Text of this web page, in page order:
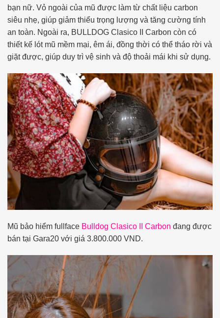
bạn nữ. Vỏ ngoài của mũ được làm từ chất liệu carbon
siêu nhẹ, giúp giảm thiểu trọng lượng và tăng cường tính
an toàn. Ngoài ra, BULLDOG Clasico II Carbon còn có
thiết kế lót mũ mềm mại, êm ái, đồng thời có thể tháo rời và
giặt được, giúp duy trì vệ sinh và độ thoải mái khi sử dụng.
Mũ bảo hiểm fullface Bulldog Clasico II Carbon đang được
bán tại Gara20 với giá 3.800.000 VND.